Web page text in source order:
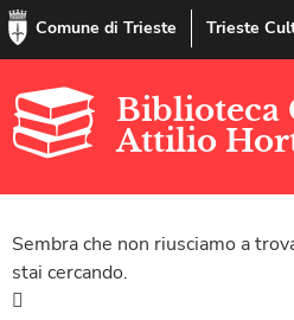
Comune di Trieste Trieste
Biblioteca
Attilio
Sembra che non riusciamo a
stai cercando.